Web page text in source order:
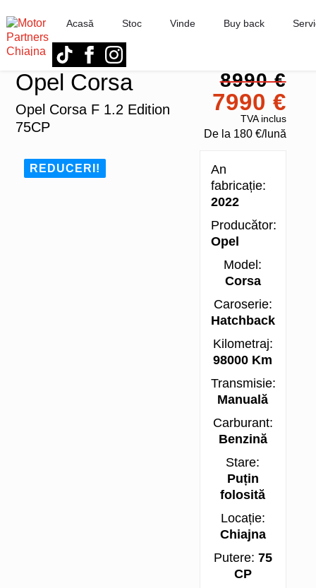
Acasă Stoc Vinde Buy back
Opel Corsa
Opel Corsa F 1.2 Edition
75CP
8990 €
7990 €
TVA inclus
De la 180 €/lună
REDUCERI!
An
fabricație:
2022
Producător:
Opel
Model:
Corsa
Caroserie:
Hatchback
Kilometraj:
98000 Km
Transmisie:
Manuală
Carburant:
Benzină
Stare:
Puțin
folosită
Locație:
Chiajna
Putere: 75
CP